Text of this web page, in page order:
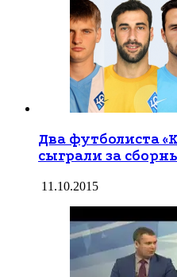
Два футболиста
сыграли за
11.10.2015